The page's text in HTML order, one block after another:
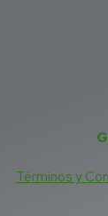
Términos y